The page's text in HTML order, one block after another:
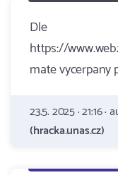
Dle
https://
mate vycerpany
23.5. 2025 · 21:16 ·
(hracka.unas.cz)